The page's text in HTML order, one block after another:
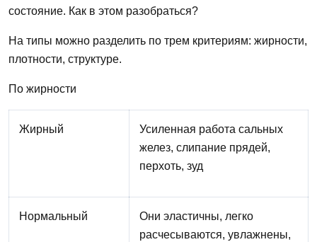
состояние. Как в этом разобраться?
На типы можно разделить по трем критериям: жирности,
плотности, структуре.
По жирности
Жирный
Усиленная работа сальных
желез, слипание прядей,
перхоть, зуд
Нормальный Они эластичны, легко
расчесываются, увлажнены,